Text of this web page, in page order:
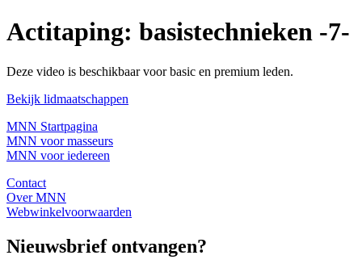
Actitaping: basistechnieken -7-
Deze video is beschikbaar voor basic en premium leden.
Bekijk lidmaatschappen
MNN Startpagina
MNN voor masseurs
MNN voor iedereen
Contact
Over MNN
Webwinkelvoorwaarden
Nieuwsbrief ontvangen?